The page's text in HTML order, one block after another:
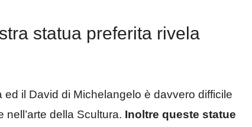
statua preferita rivela
il David di Michelangelo è davvero difficile
della Scultura. Inoltre queste statue